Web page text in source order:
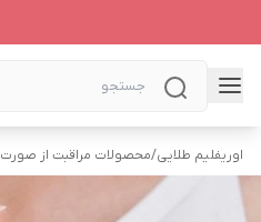
اوریفلیم طلایی/محصولات مراقبت از صورت